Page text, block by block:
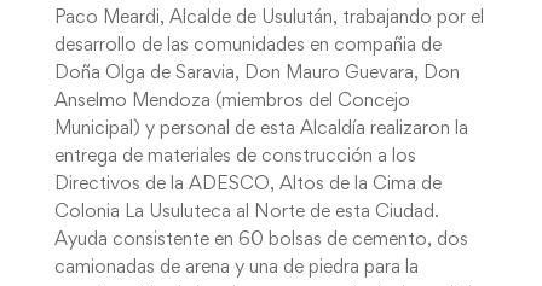
Paco Meardi, Alcalde de Usulután, trabajando por el
desarrollo de las comunidades en compañia de
Doña Olga de Saravia, Don Mauro Guevara, Don
Anselmo Mendoza (miembros del Concejo
Municipal) y personal de esta Alcaldía realizaron la
entrega de materiales de construcción a los
Directivos de la ADESCO, Altos de la Cima de
Colonia La Usuluteca al Norte de esta Ciudad.
Ayuda consistente en 60 bolsas de cemento, dos
camionadas de arena y una de piedra para la